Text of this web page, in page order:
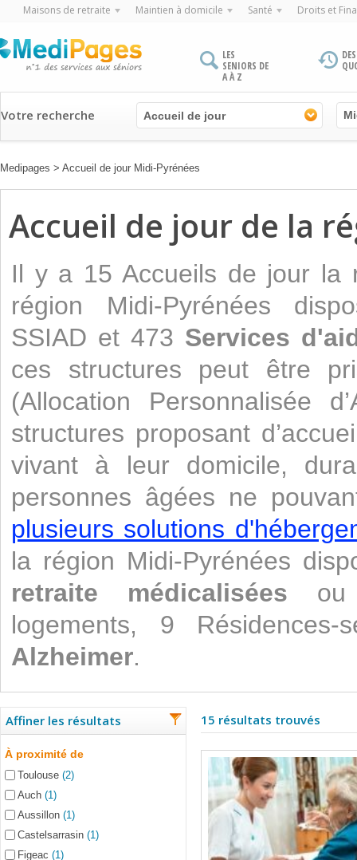
Maisons de retraite Maintien à domicile Santé Droits et
LES
SENIORS DE
A À Z
Votre recherche Accueil de jour
Medipages > Accueil de jour Midi-Pyrénées
Accueil de jour de la
Il y a 15 Accueils de jour la
région Midi-Pyrénées
SSIAD et 473 Services
ces structures peut être
(Allocation Personnalisée
structures proposant
vivant à leur domicile,
personnes âgées ne
plusieurs solutions
la région Midi-Pyrénées
retraite médicalisées
logements, 9
Alzheimer.
Affiner les résultats
À proximité de
Toulouse (2)
Auch (1)
Aussillon (1)
Castelsarrasin (1)
Figeac (1)
15 résultats trouvés